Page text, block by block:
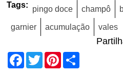
Tags: pingo doce champô
garnier acumulação vales
Facebook
TwitterPinterest